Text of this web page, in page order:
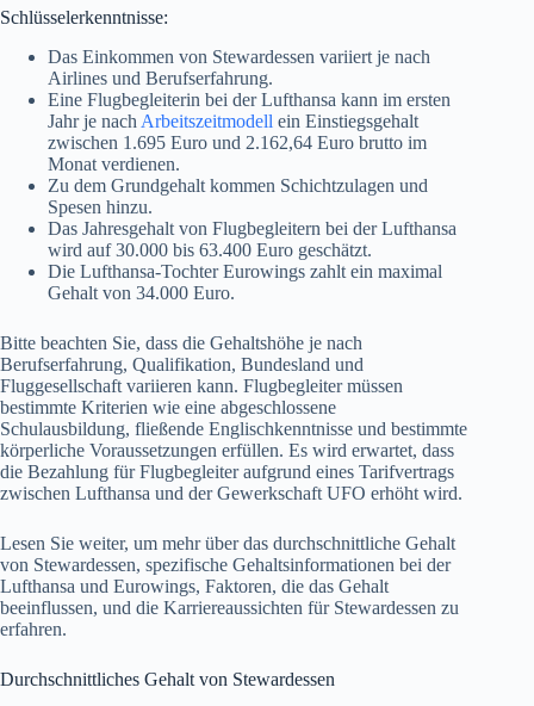
Schlüsselerkenntnisse:
Das Einkommen von Stewardessen variiert je nach
Airlines und Berufserfahrung.
Eine Flugbegleiterin bei der Lufthansa kann im ersten
Jahr je nach Arbeitszeitmodell ein Einstiegsgehalt
zwischen 1.695 Euro und 2.162,64 Euro brutto im
Monat verdienen.
Zu dem Grundgehalt kommen Schichtzulagen und
Spesen hinzu.
Das Jahresgehalt von Flugbegleitern bei der Lufthansa
wird auf 30.000 bis 63.400 Euro geschätzt.
Die Lufthansa-Tochter Eurowings zahlt ein maximal
Gehalt von 34.000 Euro.
Bitte beachten Sie, dass die Gehaltshöhe je nach
Berufserfahrung, Qualifikation, Bundesland und
Fluggesellschaft variieren kann. Flugbegleiter müssen
bestimmte Kriterien wie eine abgeschlossene
Schulausbildung, fließende Englischkenntnisse und bestimmte
körperliche Voraussetzungen erfüllen. Es wird erwartet, dass
die Bezahlung für Flugbegleiter aufgrund eines Tarifvertrags
zwischen Lufthansa und der Gewerkschaft UFO erhöht wird.
Lesen Sie weiter, um mehr über das durchschnittliche Gehalt
von Stewardessen, spezifische Gehaltsinformationen bei der
Lufthansa und Eurowings, Faktoren, die das Gehalt
beeinflussen, und die Karriereaussichten für Stewardessen zu
erfahren.
Durchschnittliches Gehalt von Stewardessen